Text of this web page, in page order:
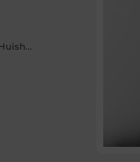
Voordelen en Uitdagingen van Werken als Huishoudelijke Hulp